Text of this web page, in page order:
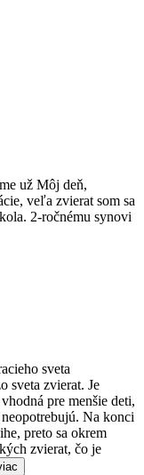
už Môj deň,
veľa zvierat som sa
2-ročnému synovi
sveta
sveta zvierat. Je
pre menšie deti,
Na konci
preto sa okrem
zvierat, čo je